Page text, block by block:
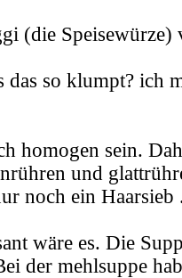
(die Speisewürze)
das so klumpt? ich
homogen sein.
und
noch ein Haarsieb
wäre es. Die
der mehlsuppe